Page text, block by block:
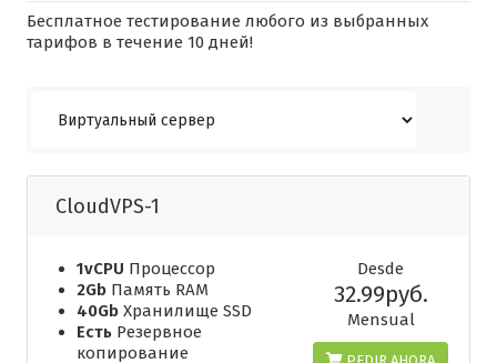
Бесплатное тестирование любого из выбранных
тарифов в течение 10 дней!
CloudVPS-1
1vCPU Процессор
2Gb Память RAM
40Gb Хранилище SSD
Есть Резервное
копирование
Desde
32.99руб.
Mensual